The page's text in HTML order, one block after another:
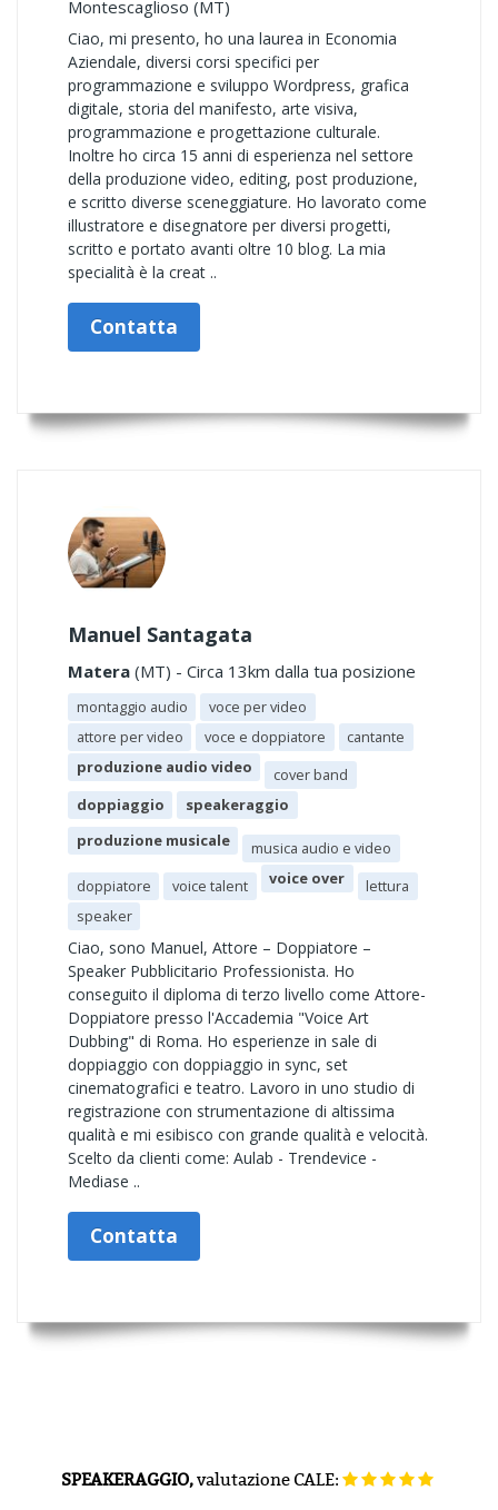
Montescaglioso (MT)
Ciao, mi presento, ho una laurea in Economia
Aziendale, diversi corsi specifici per
programmazione e sviluppo Wordpress, grafica
digitale, storia del manifesto, arte visiva,
programmazione e progettazione culturale.
Inoltre ho circa 15 anni di esperienza nel settore
della produzione video, editing, post produzione,
e scritto diverse sceneggiature. Ho lavorato come
illustratore e disegnatore per diversi progetti,
scritto e portato avanti oltre 10 blog. La mia
specialità è la creat ..
Contatta
Manuel Santagata
Matera (MT) - Circa 13km dalla tua posizione
montaggio audio
voce per video
attore per video
voce e doppiatore
cantante
produzione audio video
cover band
doppiaggio
speakeraggio
produzione musicale
musica audio e video
doppiatore
voice talent voice over
lettura
speaker
Ciao, sono Manuel, Attore – Doppiatore –
Speaker Pubblicitario Professionista. Ho
conseguito il diploma di terzo livello come Attore-
Doppiatore presso l'Accademia "Voice Art
Dubbing" di Roma. Ho esperienze in sale di
doppiaggio con doppiaggio in sync, set
cinematografici e teatro. Lavoro in uno studio di
registrazione con strumentazione di altissima
qualità e mi esibisco con grande qualità e velocità.
Scelto da clienti come: Aulab - Trendevice -
Mediase ..
Contatta
SPEAKERAGGIO,valutazioneCALE: